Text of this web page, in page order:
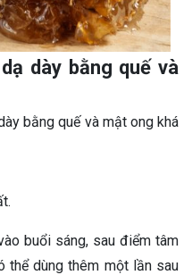
dày bằng quế và
bằng quế và mật ong khá
buổi sáng, sau điểm tâm
thể dùng thêm một lần sau